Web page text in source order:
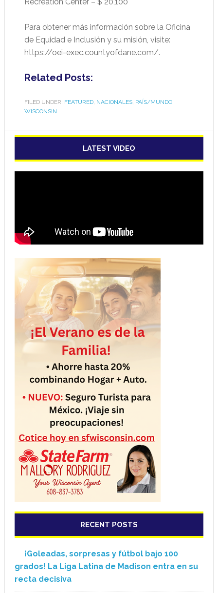
Para obtener más información sobre la Oficina
de Equidad e Inclusión y su misión, visite:
https://oei-exec.countyofdane.com/.
Related Posts:
FILED UNDER: FEATURED, NACIONALES, PAÍS/MUNDO,
WISCONSIN
LATEST VIDEO
RECENT POSTS
¡Goleadas, sorpresas y fútbol bajo 100
grados! La Liga Latina de Madison entra en su
recta decisiva